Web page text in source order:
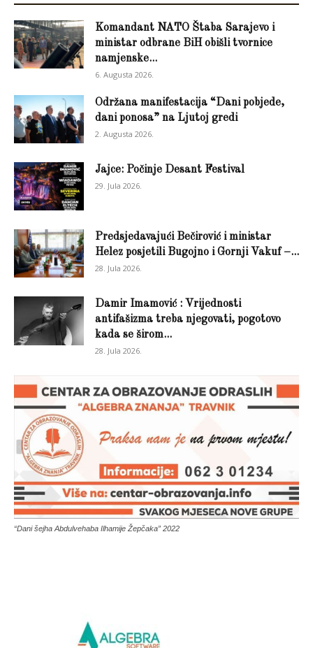
Komandant NATO Štaba Sarajevo i
ministar odbrane BiH obišli tvornice
namjenske...
6. Augusta 2026.
Održana manifestacija “Dani pobjede,
dani ponosa” na Ljutoj gredi
2. Augusta 2026.
Jajce: Počinje Desant Festival
29. Jula 2026.
Predsjedavajući Bečirović i ministar
Helez posjetili Bugojno i Gornji Vakuf –...
28. Jula 2026.
Damir Imamović : Vrijednosti
antifašizma treba njegovati, pogotovo
kada se širom...
28. Jula 2026.
“Dani šejha Abdulvehaba Ilhamije Žepčaka” 2022